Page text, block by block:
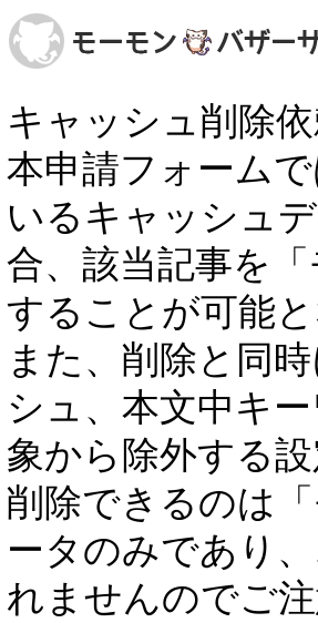
キャッシュ削除
本申請フォーム
いるキャッシュ
合、該当記事を
することが可能
また、削除と同
シュ、本文中キ
象から除外する
削除できるのは
ータのみであり
れませんのでご